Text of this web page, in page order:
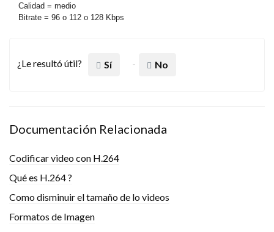
Calidad = medio
Bitrate = 96 o 112 o 128 Kbps
¿Le resultó útil? Sí No
Documentación Relacionada
Codificar video con H.264
Qué es H.264 ?
Como disminuir el tamaño de lo videos
Formatos de Imagen